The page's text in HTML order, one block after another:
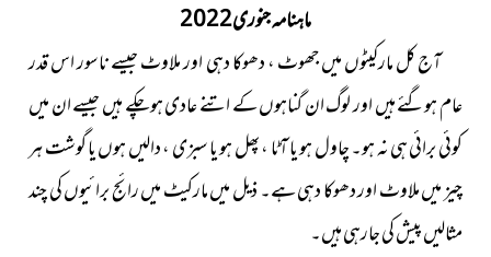
ماہنامہ جنوری2022
آج کل مارکیٹوں میں جھوٹ ، دھوکا دہی اور ملاوٹ جیسے ناسور اس قدر
عام ہوگئے ہیں اور لوگ ان گناہوں کے اتنے عادی ہوچکے ہیں جیسے ان میں
کوئی برائی ہی نہ ہو۔ چاول ہو یا آٹا ، پھل ہو یا سبزی ، دالیں ہوں یا گوشت ہر
چیز میں ملاوٹ اور دھوکا دہی ہے۔ ذیل میں مارکیٹ میں رائج برائیوں کی چند
مثالیں پیش کی جارہی ہیں۔